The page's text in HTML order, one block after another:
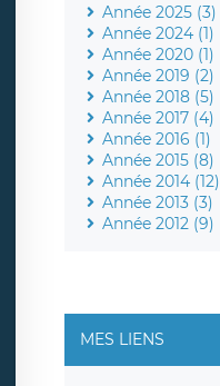
Année 2025 (3)
Année 2024 (1)
Année 2020 (1)
Année 2019 (2)
Année 2018 (5)
Année 2017 (4)
Année 2016 (1)
Année 2015 (8)
Année 2014 (12)
Année 2013 (3)
Année 2012 (9)
MES LIENS